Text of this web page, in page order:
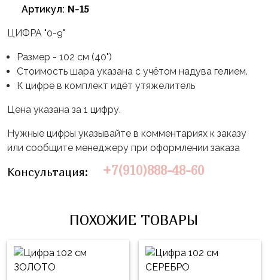
Артикул: N-15
ЦИФРА "0-9"
Размер - 102 см (40")
Стоимость шара указана с учётом надува гелием.
К цифре в комплект идёт утяжелитель
Цена указана за 1 цифру.
Нужные цифры указывайте в комментариях к заказу
или сообщите менеджеру при оформлении заказа
Консультация: +7(910)888-48-60
ПОХОЖИЕ ТОВАРЫ
Латексные
с
Фольгированные
сердца/
45
см
Фольга
см
Фольгированные
Родился
День
Рождения
LOVE
День
Выпускной
Сентября
Свадьба
Мальчик
Синий
Трактор
Миньоны
Пикачу
Баг
Три
Кота
Ми-
Свинка
Контакты
+7(910)888-
48-
60
Бор,